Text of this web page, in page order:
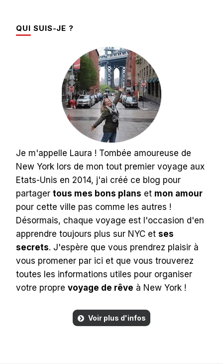
QUI SUIS-JE ?
Je m'appelle Laura ! Tombée amoureuse de
New York lors de mon tout premier voyage aux
Etats-Unis en 2014, j'ai créé ce blog pour
partager tous mes bons plans et mon amour
pour cette ville pas comme les autres !
Désormais, chaque voyage est l'occasion d'en
apprendre toujours plus sur NYC et ses
secrets. J'espère que vous prendrez plaisir à
vous promener par ici et que vous trouverez
toutes les informations utiles pour organiser
votre propre voyage de rêve à New York !
Voir plus d'infos